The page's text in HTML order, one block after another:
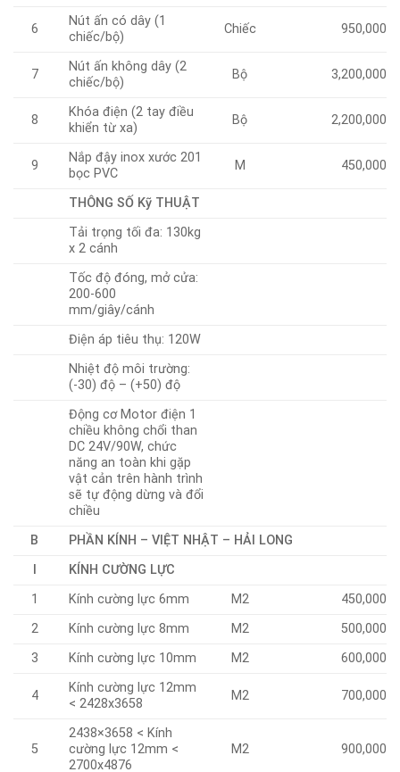
6
Nút ấn có dây (1
chiếc/bộ)
Chiếc 950,000
7
Nút ấn không dây (2
chiếc/bộ)
Bộ 3,200,000
8
Khóa điện (2 tay điều
khiển từ xa)
Bộ 2,200,000
9
Nắp đậy inox xước 201
bọc PVC
M 450,000
THÔNG SỐ Kỹ THUẬT
Tải trọng tối đa: 130kg
x 2 cánh
Tốc độ đóng, mở cửa:
200-600
mm/giây/cánh
Điện áp tiêu thụ: 120W
Nhiệt độ môi trường:
(-30) độ – (+50) độ
Động cơ Motor điện 1
chiều không chổi than
DC 24V/90W, chức
năng an toàn khi gặp
vật cản trên hành trình
sẽ tự động dừng và đổi
chiều
B
PHẦN KÍNH – VIỆT NHẬT – HẢI LONG
KÍNH CƯỜNG LỰC
1
Kính cường lực 6mm M2
450,000
2
Kính cường lực 8mm M2
500,000
3
Kính cường lực 10mm M2 600,000
4
Kính cường lực 12mm
< 2428x3658
M2 700,000
5
2438×3658 < Kính
cường lực 12mm <
2700x4876
M2 900,000